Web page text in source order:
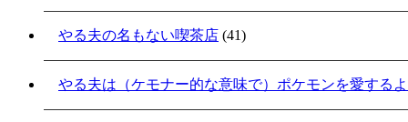
やる夫の名もない喫茶店 (41)
やる夫は（ケモナー的な意味で）ポケモンを愛する